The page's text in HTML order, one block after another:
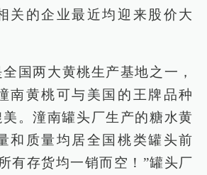
关的企业最近均迎来股价大
国两大黄桃生产基地之一，
南黄桃可与美国的王牌品种
。潼南罐头厂生产的糖水黄
和质量均居全国桃类罐头前
有存货均一销而空！”罐头厂